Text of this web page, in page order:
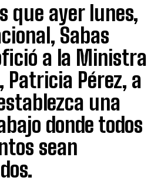
que ayer lunes,
Sabas
a la Ministra
Pérez, a
una
donde todos
sean